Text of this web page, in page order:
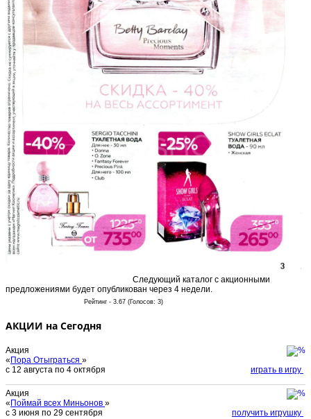
Следующий каталог с акционными
предложениями будет опубликован через 4 недели.
Рейтинг - 3.67 (Голосов: 3)
АКЦИИ на Сегодня
Акция
« Пора Отыграться »
с 12 августа по 4 октября
играть в игру
Акция
« Поймай всех Миньонов »
с 3 июня по 29 сентября
получить игрушку